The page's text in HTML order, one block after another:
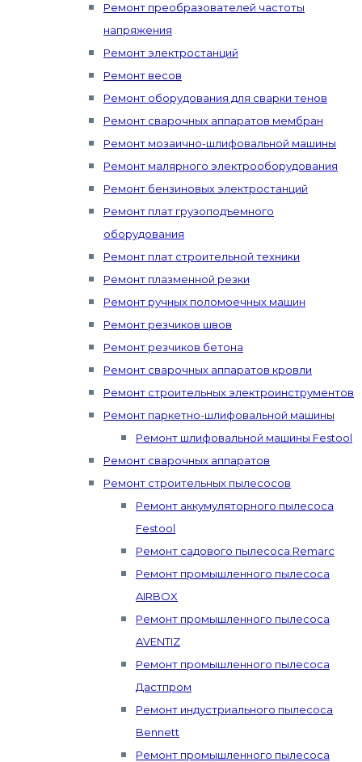
Ремонт преобразователей частоты
напряжения
Ремонт электростанций
Ремонт весов
Ремонт оборудования для сварки тенов
Ремонт сварочных аппаратов мембран
Ремонт мозаично-шлифовальной машины
Ремонт малярного электрооборудования
Ремонт бензиновых электростанций
Ремонт плат грузоподъемного
оборудования
Ремонт плат строительной техники
Ремонт плазменной резки
Ремонт ручных поломоечных машин
Ремонт резчиков швов
Ремонт резчиков бетона
Ремонт сварочных аппаратов кровли
Ремонт строительных электроинструментов
Ремонт паркетно-шлифовальной машины
Ремонт шлифовальной машины Festool
Ремонт сварочных аппаратов
Ремонт строительных пылесосов
Ремонт аккумуляторного пылесоса
Festool
Ремонт садового пылесоса Remarc
Ремонт промышленного пылесоса
AIRBOX
Ремонт промышленного пылесоса
AVENTIZ
Ремонт промышленного пылесоса
Дастпром
Ремонт индустриального пылесоса
Bennett
Ремонт промышленного пылесоса